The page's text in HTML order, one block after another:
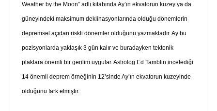
Weather by the Moon” adlı kitabında Ay’ın ekvatorun kuzey ya da
güneyindeki maksimum deklinasyonlarında olduğu dönemlerin
depremsel açıdan riskli dönemler olduğunu yazmaktadır. Ay bu
pozisyonlarda yaklaşık 3 gün kalır ve buradayken tektonik
plaklara önemli bir gerilim uygular. Astrolog Ed Tamblin incelediği
14 önemli deprem örneğinin 12’sinde Ay’ın ekvatorun kuzeyinde
olduğunu fark etmiştir.